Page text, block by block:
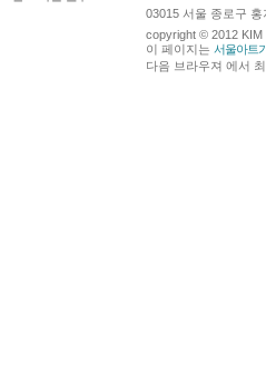
03015 서울 종로구
copyright © 2012 KIM
이 페이지는 서울아트
다음 브라우져 에서